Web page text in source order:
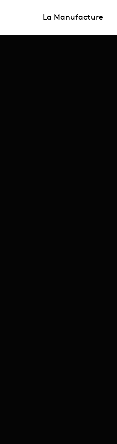
La Manufacture